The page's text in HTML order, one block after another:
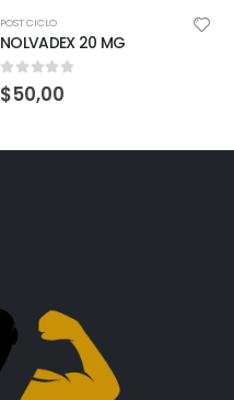
POST CICLO
NOLVADEX 20 MG
0out of 5
$50,00